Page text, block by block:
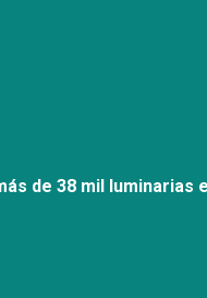
de 38 mil luminarias